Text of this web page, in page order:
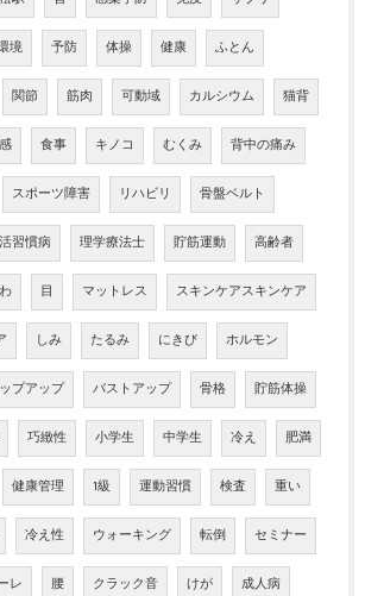
境 予防 体操 健康 ふとん
関節 筋肉 可動域 カルシウム 猫背
食事 キノコ むくみ 背中の痛み
スポーツ障害 リハビリ 骨盤ベルト
習慣病 理学療法士 貯筋運動 高齢者
目 マットレス スキンケアスキンケア
しみ たるみ にきび ホルモン
プアップ バストアップ 骨格 貯筋体操
巧緻性 小学生 中学生 冷え 肥満
健康管理 1級 運動習慣 検査 重い
冷え性 ウォーキング 転倒 セミナー
レ 腰 クラック音 けが 成人病